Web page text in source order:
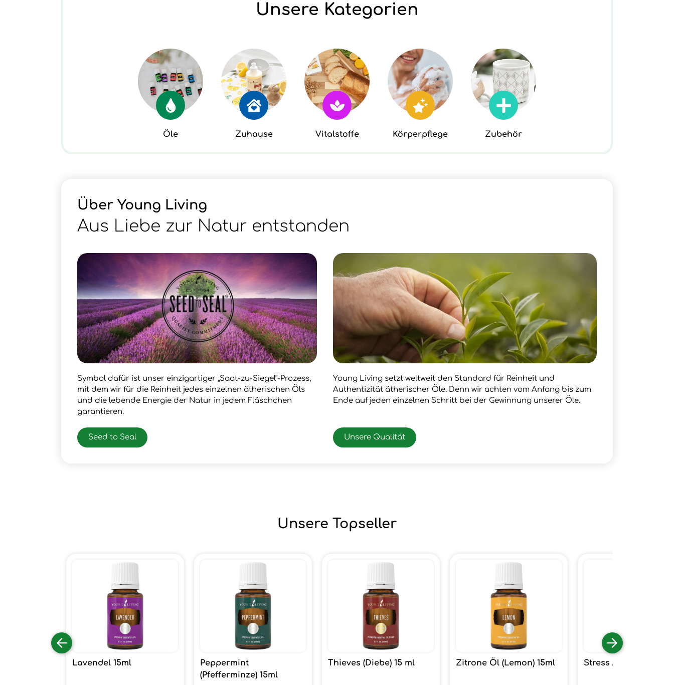
Unsere Kategorien
Öle Zuhause Vitalstoffe Körperpflege Zubehör
Über Young Living
Aus Liebe zur Natur entstanden
Symbol dafür ist unser einzigartiger „Saat-zu-Siegel“-Prozess,
mit dem wir für die Reinheit jedes einzelnen ätherischen Öls
und die lebende Energie der Natur in jedem Fläschchen
garantieren.
Seed to Seal
Young Living setzt weltweit den Standard für Reinheit und
Authentizität ätherischer Öle. Denn wir achten vom Anfang bis zum
Ende auf jeden einzelnen Schritt bei der Gewinnung unserer Öle.
Unsere Qualität
Unsere Topseller
Lavendel 15ml
Peppermint
(Pfefferminze) 15ml
Thieves (Diebe) 15 ml Zitrone Öl (Lemon) 15ml Stress Away 15ml